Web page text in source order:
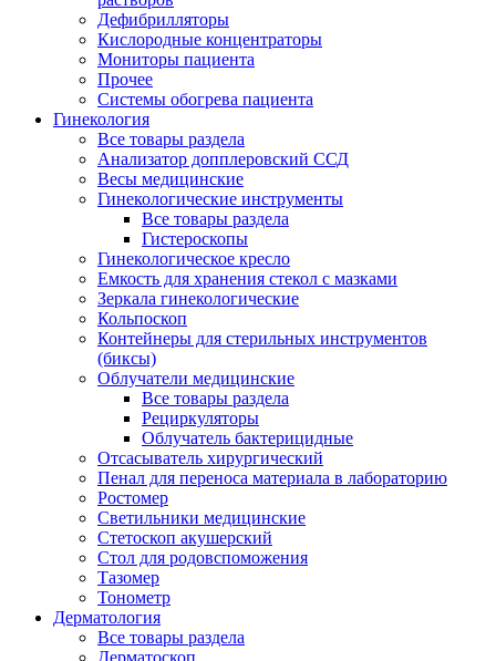
Дефибрилляторы
Кислородные концентраторы
Мониторы пациента
Прочее
Системы обогрева пациента
Гинекология
Все товары раздела
Анализатор допплеровский ССД
Весы медицинские
Гинекологические инструменты
Все товары раздела
Гистероскопы
Гинекологическое кресло
Емкость для хранения стекол с мазками
Зеркала гинекологические
Кольпоскоп
Контейнеры для стерильных инструментов
(биксы)
Облучатели медицинские
Все товары раздела
Рециркуляторы
Облучатель бактерицидные
Отсасыватель хирургический
Пенал для переноса материала в лабораторию
Ростомер
Светильники медицинские
Стетоскоп акушерский
Стол для родовспоможения
Тазомер
Тонометр
Дерматология
Все товары раздела
Дерматоскоп